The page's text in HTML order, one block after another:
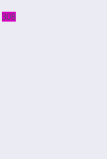
308